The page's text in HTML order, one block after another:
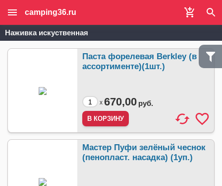
camping36.ru
Наживка искуственная
Паста форелевая Berkley (в
ассортименте)(1шт.)
x 670,00 руб.
Мастер Пуфи зелёный чеснок
(пенопласт. насадка) (1уп.)